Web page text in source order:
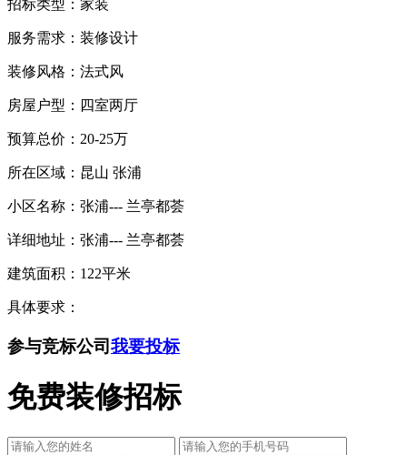
招标类型：家装
服务需求：装修设计
装修风格：法式风
房屋户型： 四室两厅
预算总价： 20-25万
所在区域：昆山 张浦
小区名称：张浦--- 兰亭都荟
详细地址：张浦--- 兰亭都荟
建筑面积： 122平米
具体要求：
参与竞标公司我要投标
免费装修招标